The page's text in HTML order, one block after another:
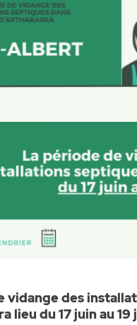
vidange des
lieu du 17 juin au